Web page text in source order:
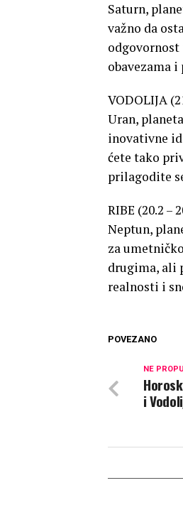
Saturn,
važno da
odgovornost
obavezama
VODOLIJA
Uran,
inovativne
ćete tako
prilagodite
RIBE (20.2 –
Neptun,
za
drugima, ali
realnosti i
POVEZANO
NE
i